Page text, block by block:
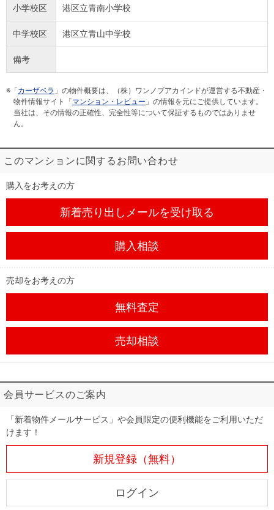
小学校区 港区立青南小学校
中学校区 港区立青山中学校
備考
※「 カーザベラ 」の物件概要は、（株）ワンノブアカインドが運営する不動産・
物件情報サイト「 マンション・レビュー 」の情報を元にご提供しています。
当社は、その情報の正確性、完全性等について保証するものではありませ
ん。
このマンションに関するお問い合わせ
購入をお考えの方
新着売り出しメールを受け取る
購入相談
売却をお考えの方
無料査定
売却相談
会員サービスのご案内
「新着物件メールサービス」や会員限定の便利機能をご利用いただ
けます！
新規登録（無料）
ログイン